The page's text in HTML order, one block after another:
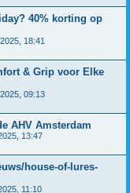
40% korting op
18:41
& Grip voor Elke
09:13
AHV Amsterdam
13:47
house-of-lures-
11:10